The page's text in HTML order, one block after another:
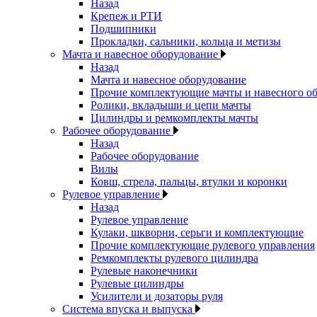
Назад
Крепеж и РТИ
Подшипники
Прокладки, сальники, кольца и метизы
Мачта и навесное оборудование
Назад
Мачта и навесное оборудование
Прочие комплектующие мачты и навесного
Ролики, вкладыши и цепи мачты
Цилиндры и ремкомплекты мачты
Рабочее оборудование
Назад
Рабочее оборудование
Вилы
Ковш, стрела, пальцы, втулки и коронки
Рулевое управление
Назад
Рулевое управление
Кулаки, шкворни, серьги и комплектующие
Прочие комплектующие рулевого управления
Ремкомплекты рулевого цилиндра
Рулевые наконечники
Рулевые цилиндры
Усилители и дозаторы руля
Система впуска и выпуска